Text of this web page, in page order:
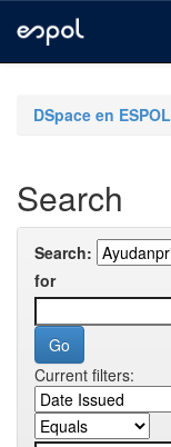
navigationDSpace en ESPOL
Search
Search:
for
Current filters: